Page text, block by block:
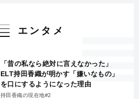
エンタメ
「昔の私なら絶対に言えなかった」
ELT持田香織が明かす「嫌いなもの」
を口にするようになった理由
持田香織の現在地#2